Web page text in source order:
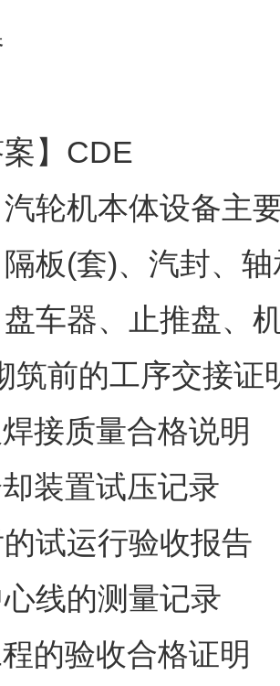
案】CDE
汽轮机本体设备主
板(套)、汽封、
车器、止推盘、
筑前的工序交接
接质量合格说明
装置试压记录
试运行验收报告
线的测量记录
的验收合格证明